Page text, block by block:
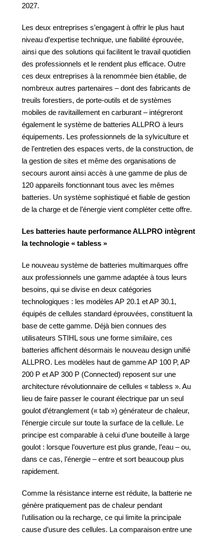
2027.
Les deux entreprises s’engagent à offrir le plus haut
niveau d’expertise technique, une fiabilité éprouvée,
ainsi que des solutions qui facilitent le travail quotidien
des professionnels et le rendent plus efficace. Outre
ces deux entreprises à la renommée bien établie, de
nombreux autres partenaires – dont des fabricants de
treuils forestiers, de porte-outils et de systèmes
mobiles de ravitaillement en carburant – intégreront
également le système de batteries ALLPRO à leurs
équipements. Les professionnels de la sylviculture et
de l’entretien des espaces verts, de la construction, de
la gestion de sites et même des organisations de
secours auront ainsi accès à une gamme de plus de
120 appareils fonctionnant tous avec les mêmes
batteries. Un système sophistiqué et fiable de gestion
de la charge et de l’énergie vient compléter cette offre.
Les batteries haute performance ALLPRO intègrent
la technologie « tabless »
Le nouveau système de batteries multimarques offre
aux professionnels une gamme adaptée à tous leurs
besoins, qui se divise en deux catégories
technologiques : les modèles AP 20.1 et AP 30.1,
équipés de cellules standard éprouvées, constituent la
base de cette gamme. Déjà bien connues des
utilisateurs STIHL sous une forme similaire, ces
batteries affichent désormais le nouveau design unifié
ALLPRO. Les modèles haut de gamme AP 100 P, AP
200 P et AP 300 P (Connected) reposent sur une
architecture révolutionnaire de cellules « tabless ». Au
lieu de faire passer le courant électrique par un seul
goulot d’étranglement (« tab ») générateur de chaleur,
l’énergie circule sur toute la surface de la cellule. Le
principe est comparable à celui d’une bouteille à large
goulot : lorsque l’ouverture est plus grande, l’eau – ou,
dans ce cas, l’énergie – entre et sort beaucoup plus
rapidement.
Comme la résistance interne est réduite, la batterie ne
génère pratiquement pas de chaleur pendant
l’utilisation ou la recharge, ce qui limite la principale
cause d’usure des cellules. La comparaison entre une